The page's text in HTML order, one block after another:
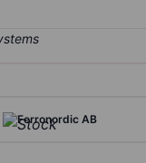
Ferronordic AB